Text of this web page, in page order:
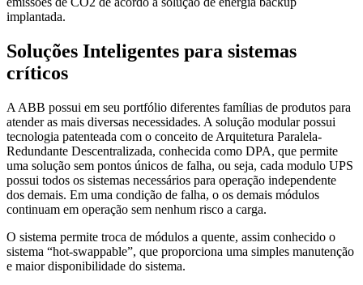
implantada.
Soluções Inteligentes para sistemas
críticos
A ABB possui em seu portfólio diferentes famílias de produtos para
atender as mais diversas necessidades. A solução modular possui
tecnologia patenteada com o conceito de Arquitetura Paralela-
Redundante Descentralizada, conhecida como DPA, que permite
uma solução sem pontos únicos de falha, ou seja, cada modulo UPS
possui todos os sistemas necessários para operação independente
dos demais. Em uma condição de falha, o os demais módulos
continuam em operação sem nenhum risco a carga.
O sistema permite troca de módulos a quente, assim conhecido o
sistema “hot-swappable”, que proporciona uma simples manutenção
e maior disponibilidade do sistema.